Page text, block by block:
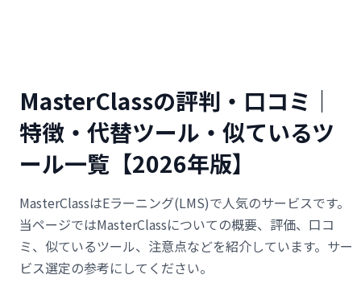
MasterClassの評判・口コミ｜
特徴・代替ツール・似ているツ
ール一覧【2026年版】
MasterClassはEラーニング(LMS)で人気のサービスです。
当ページではMasterClassについての概要、評価、口コ
ミ、似ているツール、注意点などを紹介しています。サー
ビス選定の参考にしてください。